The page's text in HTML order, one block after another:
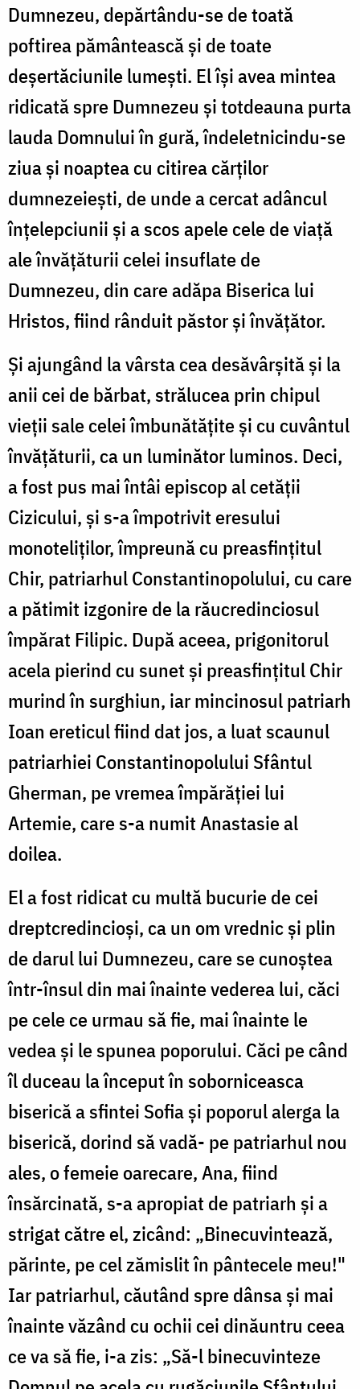
Dumnezeu, depărtându-se de toată
poftirea pământească și de toate
deșertăciunile lumești. El își avea mintea
ridicată spre Dumnezeu și totdeauna purta
lauda Domnului în gură, îndeletnicindu-se
ziua și noaptea cu citirea cărților
dumnezeiești, de unde a cercat adâncul
înțelepciunii și a scos apele cele de viață
ale învățăturii celei insuflate de
Dumnezeu, din care adăpa Biserica lui
Hristos, fiind rânduit păstor și învățător.
Și ajungând la vârsta cea desăvârșită și la
anii cei de bărbat, strălucea prin chipul
vieții sale celei îmbunătățite și cu cuvântul
învățăturii, ca un luminător luminos. Deci,
a fost pus mai întâi episcop al cetății
Cizicului, și s-a împotrivit eresului
monoteliților, împreună cu preasfințitul
Chir, patriarhul Constantinopolului, cu care
a pătimit izgonire de la răucredinciosul
împărat Filipic. După aceea, prigonitorul
acela pierind cu sunet și preasfințitul Chir
murind în surghiun, iar mincinosul patriarh
Ioan ereticul fiind dat jos, a luat scaunul
patriarhiei Constantinopolului Sfântul
Gherman, pe vremea împărăției lui
Artemie, care s-a numit Anastasie al
doilea.
El a fost ridicat cu multă bucurie de cei
dreptcredincioși, ca un om vrednic și plin
de darul lui Dumnezeu, care se cunoștea
într-însul din mai înainte vederea lui, căci
pe cele ce urmau să fie, mai înainte le
vedea și le spunea poporului. Căci pe când
îl duceau la început în soborniceasca
biserică a sfintei Sofia și poporul alerga la
biserică, dorind să vadă- pe patriarhul nou
ales, o femeie oarecare, Ana, fiind
însărcinată, s-a apropiat de patriarh și a
strigat către el, zicând: „Binecuvintează,
părinte, pe cel zămislit în pântecele meu!"
Iar patriarhul, căutând spre dânsa și mai
înainte văzând cu ochii cei dinăuntru ceea
ce va să fie, i-a zis: „Să-l binecuvinteze